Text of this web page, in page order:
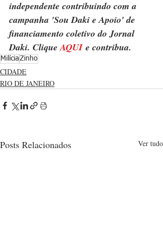
independente contribuindo com a
campanha 'Sou Daki e Apoio' de
financiamento coletivo do Jornal
Daki. Clique AQUI e contribua.
MilíciaZinho
CIDADE
RIO DE JANEIRO
Posts Relacionados Ver tudo